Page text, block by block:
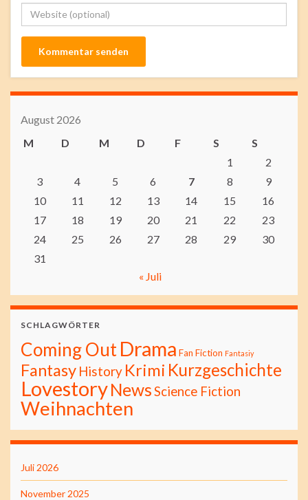
August 2026
M
D M D F S
S
1
2
3
4 5 6 7 8
9
10
11 12 13 14 15
16
17
18 19 20 21 22
23
24
25 26 27 28 29
30
31
« Juli
SCHLAGWÖRTER
Coming OutDrama Fan Fiction Fantasiy
Fantasy History Krimi Kurzgeschichte
LovestoryNewsScience Fiction
Weihnachten
Juli 2026
November 2025